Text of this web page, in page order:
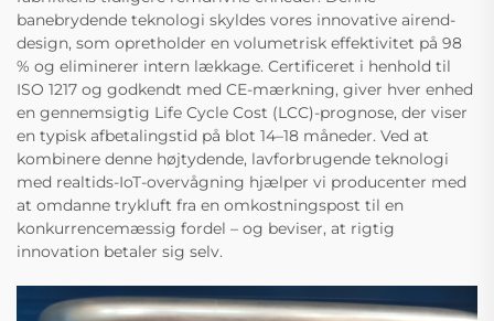
banebrydende teknologi skyldes vores innovative airend-
design, som opretholder en volumetrisk effektivitet på 98
% og eliminerer intern lækkage. Certificeret i henhold til
ISO 1217 og godkendt med CE-mærkning, giver hver enhed
en gennemsigtig Life Cycle Cost (LCC)-prognose, der viser
en typisk afbetalingstid på blot 14–18 måneder. Ved at
kombinere denne højtydende, lavforbrugende teknologi
med realtids-IoT-overvågning hjælper vi producenter med
at omdanne trykluft fra en omkostningspost til en
konkurrencemæssig fordel – og beviser, at rigtig
innovation betaler sig selv.